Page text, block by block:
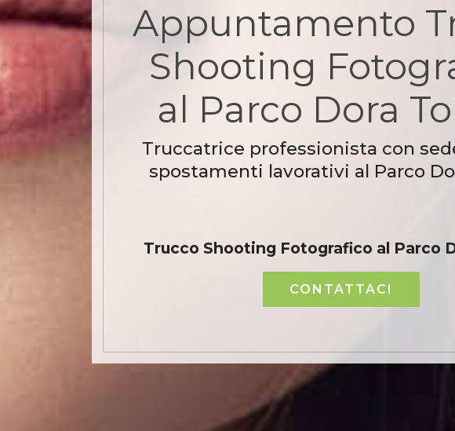
Appuntamento
Shooting
al Parco Dora
Truccatrice professionista con
spostamenti lavorativi al Parco
Trucco Shooting Fotografico al Parco
CONTATTACI